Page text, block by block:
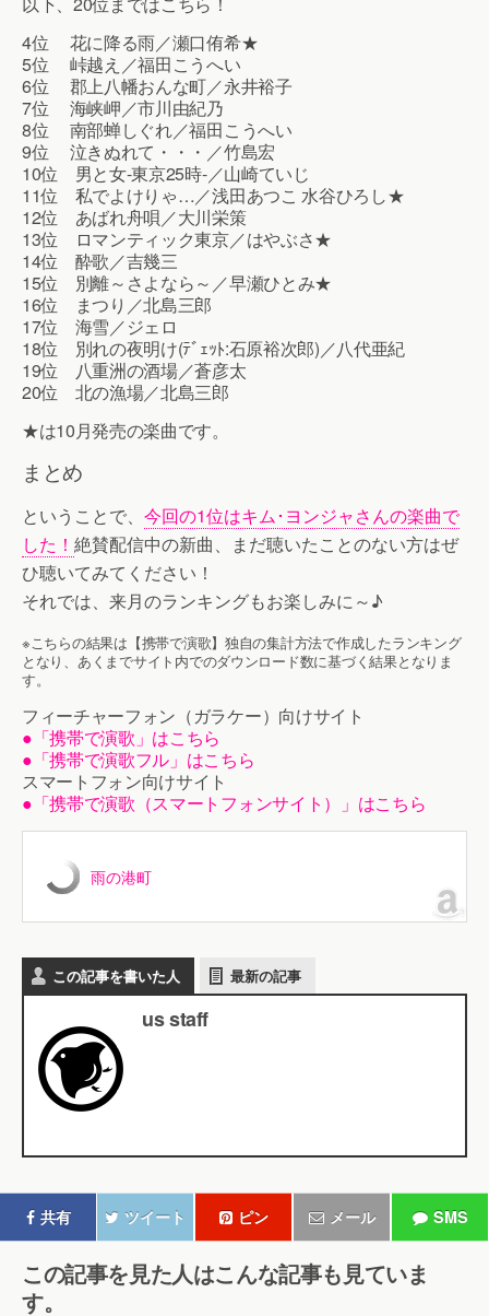
4位 花に降る雨／瀬口侑希★
5位 峠越え／福田こうへい
6位 郡上八幡おんな町／永井裕子
7位 海峡岬／市川由紀乃
8位 南部蝉しぐれ／福田こうへい
9位 泣きぬれて・・・／竹島宏
10位 男と女-東京25時-／山崎ていじ
11位 私でよけりゃ…／浅田あつこ 水谷ひろし★
12位 あばれ舟唄／大川栄策
13位 ロマンティック東京／はやぶさ★
14位 酔歌／吉幾三
15位 別離～さよなら～／早瀬ひとみ★
16位 まつり／北島三郎
17位 海雪／ジェロ
18位 別れの夜明け(ﾃﾞｪｯﾄ:石原裕次郎)／八代亜紀
19位 八重洲の酒場／蒼彦太
20位 北の漁場／北島三郎
★は10月発売の楽曲です。
まとめ
ということで、 今回の1位はキム･ヨンジャさんの楽曲で
した！ 絶賛配信中の新曲、まだ聴いたことのない方はぜ
ひ聴いてみてください！
それでは、来月のランキングもお楽しみに～♪
※こちらの結果は【携帯で演歌】独自の集計方法で作成したランキング
となり、あくまでサイト内でのダウンロード数に基づく結果となりま
す。
フィーチャーフォン（ガラケー）向けサイト
●「携帯で演歌」はこちら
●「携帯で演歌フル」はこちら
スマートフォン向けサイト
●「携帯で演歌（スマートフォンサイト）」はこちら
雨の港町
この記事を書いた人 最新の記事
us staff
共有 ツイート ピン メール SMS
この記事を見た人はこんな記事も見ていま
す。